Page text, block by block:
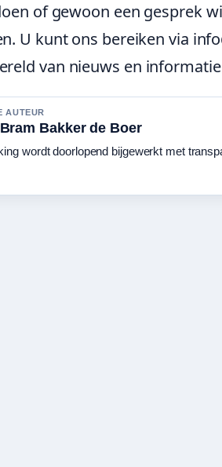
of gewoon een gesprek
U kunt ons bereiken via
van nieuws en
AUTEUR
Bakker de Boer
wordt doorlopend bijgewerkt met